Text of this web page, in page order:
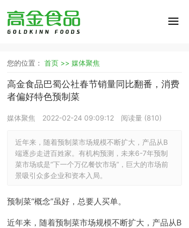
您的位置： 首页 >> 媒体聚焦
高金食品巴蜀公社春节销量同比翻番，消费
者偏好特色预制菜
媒体聚焦 2022-02-24 09:09:12 阅读量 (810)
近年来，随着预制菜市场规模不断扩大，产品从B
端逐步走进百姓家。有机构预测，未来6-7年预制
菜市场或是“下一个万亿餐饮市场”，巨大的市场前
景吸引众多企业和资本入局。
预制菜“概念”虽好，总要人买单。
近年来，随着预制菜市场规模不断扩大，产品从B